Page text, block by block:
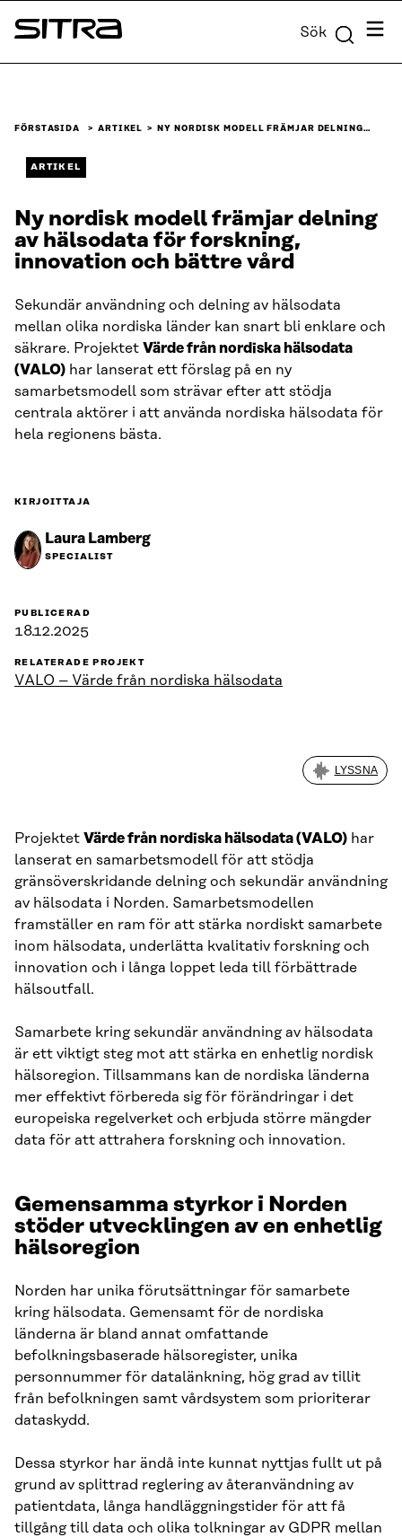
Skip to
content
Sitra Sök Meny
FÖRSTASIDA ARTIKEL NY NORDISK MODELL FRÄMJAR DELNING…
ARTIKEL
Ny nordisk modell främjar delning
av hälsodata för forskning,
innovation och bättre vård
Sekundär användning och delning av hälsodata
mellan olika nordiska länder kan snart bli enklare och
säkrare. Projektet Värde från nordiska hälsodata
(VALO) har lanserat ett förslag på en ny
samarbetsmodell som strävar efter att stödja
centrala aktörer i att använda nordiska hälsodata för
hela regionens bästa.
KIRJOITTAJA
Laura Lamberg
SPECIALIST
PUBLICERAD
18.12.2025
RELATERADE PROJEKT
VALO – Värde från nordiska hälsodata
LYSSNA
Projektet Värde från nordiska hälsodata (VALO) har
lanserat en samarbetsmodell för att stödja
gränsöverskridande delning och sekundär användning
av hälsodata i Norden. Samarbetsmodellen
framställer en ram för att stärka nordiskt samarbete
inom hälsodata, underlätta kvalitativ forskning och
innovation och i långa loppet leda till förbättrade
hälsoutfall.
Samarbete kring sekundär användning av hälsodata
är ett viktigt steg mot att stärka en enhetlig nordisk
hälsoregion. Tillsammans kan de nordiska länderna
mer effektivt förbereda sig för förändringar i det
europeiska regelverket och erbjuda större mängder
data för att attrahera forskning och innovation.
Gemensamma styrkor i Norden
stöder utvecklingen av en enhetlig
hälsoregion
Norden har unika förutsättningar för samarbete
kring hälsodata. Gemensamt för de nordiska
länderna är bland annat omfattande
befolkningsbaserade hälsoregister, unika
personnummer för datalänkning, hög grad av tillit
från befolkningen samt vårdsystem som prioriterar
dataskydd.
Dessa styrkor har ändå inte kunnat nyttjas fullt ut på
grund av splittrad reglering av återanvändning av
patientdata, långa handläggningstider för att få
tillgång till data och olika tolkningar av GDPR mellan